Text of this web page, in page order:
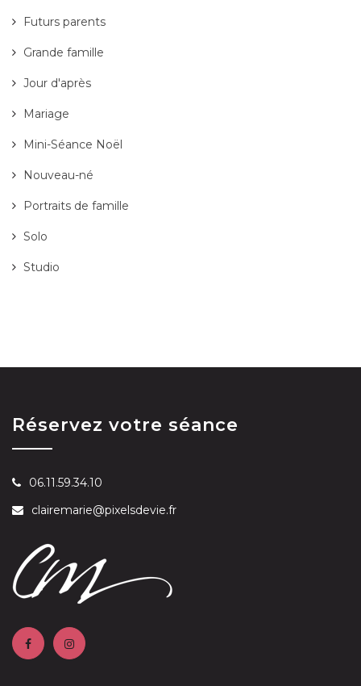
Futurs parents
Grande famille
Jour d'après
Mariage
Mini-Séance Noël
Nouveau-né
Portraits de famille
Solo
Studio
Réservez votre séance
06.11.59.34.10
clairemarie@pixelsdevie.fr